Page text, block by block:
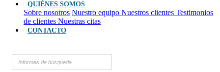
QUIÉNES SOMOS
Sobre nosotros Nuestro equipo Nuestros clientes Testimonios
de clientes Nuestras citas
CONTACTO